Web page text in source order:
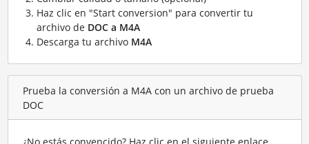
Haz clic en "Start conversion" para convertir tu
archivo de DOC a M4A
Descarga tu archivo M4A
Prueba la conversión a M4A con un archivo de prueba
DOC